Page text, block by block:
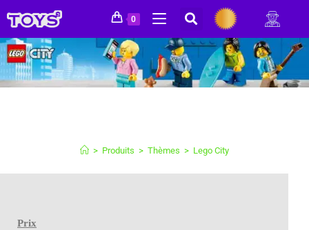
0
> Produits > Thèmes > Lego City
Prix